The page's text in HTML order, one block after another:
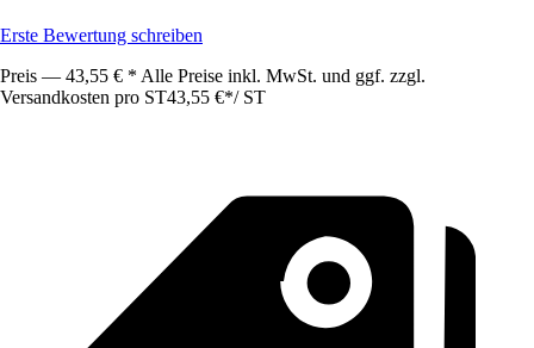
Erste Bewertung schreiben
Preis — 43,55 € * Alle Preise inkl. MwSt. und ggf. zzgl.
Versandkosten pro ST43,55 €*/ ST